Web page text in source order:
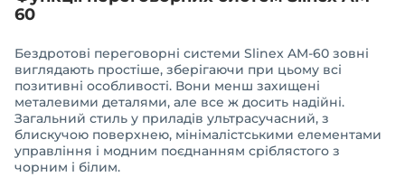
60
Бездротові переговорні системи Slinex AM-60 зовні
виглядають простіше, зберігаючи при цьому всі
позитивні особливості. Вони менш захищені
металевими деталями, але все ж досить надійні.
Загальний стиль у приладів ультрасучасний, з
блискучою поверхнею, мінімалістськими елементами
управління і модним поєднанням сріблястого з
чорним і білим.